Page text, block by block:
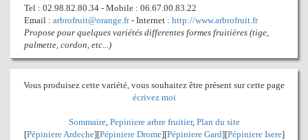
Tel : 02.98.82.80.34 - Mobile : 06.67.00.83.22
Email : arbrofruit@orange.fr- Internet : http://www.arbrofruit.fr
Propose pour quelques variétés differentes formes fruitières (tige,
palmette, cordon, etc...)
Vous produisez cette variété, vous souhaitez être présent sur cette page
écrivez moi
Sommaire, Pepiniere arbre fruitier, Plan du site
[Pépiniere Ardeche][Pépiniere Drome][Pépiniere Gard][Pépiniere Isere]